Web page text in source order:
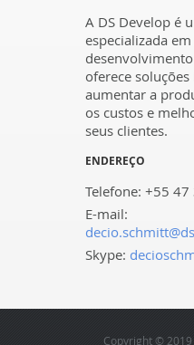
A DS Develop é
especializada
oferece
aumentar a
os custos e
seus clientes.
ENDEREÇO
Telefone: +55
E-mail:
Skype:
Copyright © 2019